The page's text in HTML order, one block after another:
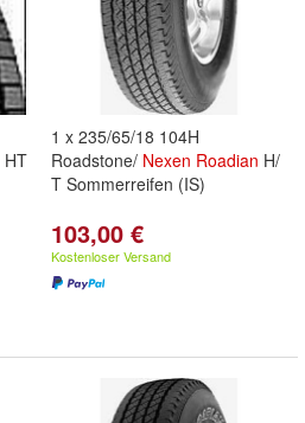
HT
1 x 235/65/18 104H
Roadstone/ Nexen Roadian H/
T Sommerreifen (IS)
103,00 €
Kostenloser Versand